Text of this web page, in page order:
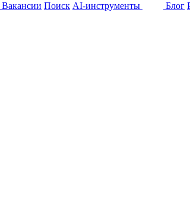
Вакансии Поиск AI-инструменты Блог